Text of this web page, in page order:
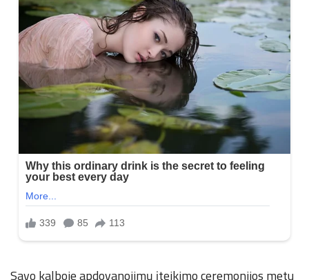
Savo kalboje apdovanojimų įteikimo ceremonijos metu